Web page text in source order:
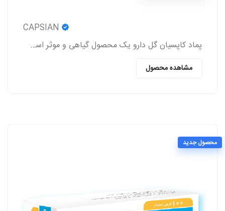
پماد کاپسیان گل دارو یک محصول گیاهی و موثر است که باعث برطرف شدن درد روماتیسم و نورالژی، رفع درد و اسپاسم‌های عضلانی، بهبود درد کمر و مشکلات این چنینی
مشاهده محصول
محصول جدید